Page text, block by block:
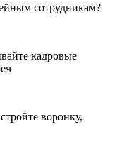
сотрудникам?
кадровые
воронку,